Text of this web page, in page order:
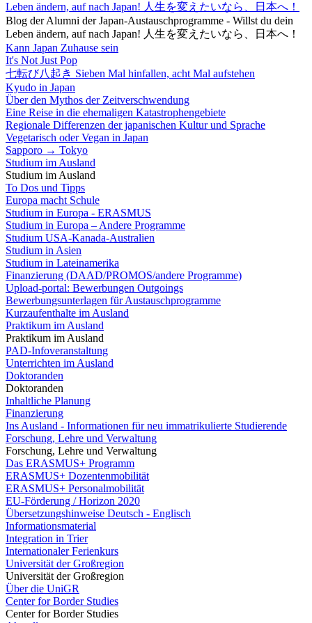
Leben ändern, auf nach Japan! 人生を変えたいなら、日本へ！
Blog der Alumni der Japan-Austauschprogramme - Willst du dein
Leben ändern, auf nach Japan! 人生を変えたいなら、日本へ！
Kann Japan Zuhause sein
It's Not Just Pop
七転び八起き Sieben Mal hinfallen, acht Mal aufstehen
Kyudo in Japan
Über den Mythos der Zeitverschwendung
Eine Reise in die ehemaligen Katastrophengebiete
Regionale Differenzen der japanischen Kultur und Sprache
Vegetarisch oder Vegan in Japan
Sapporo → Tokyo
Studium im Ausland
Studium im Ausland
To Dos und Tipps
Europa macht Schule
Studium in Europa - ERASMUS
Studium in Europa – Andere Programme
Studium USA-Kanada-Australien
Studium in Asien
Studium in Lateinamerika
Finanzierung (DAAD/PROMOS/andere Programme)
Upload-portal: Bewerbungen Outgoings
Bewerbungsunterlagen für Austauschprogramme
Kurzaufenthalte im Ausland
Praktikum im Ausland
Praktikum im Ausland
PAD-Infoveranstaltung
Unterrichten im Ausland
Doktoranden
Doktoranden
Inhaltliche Planung
Finanzierung
Ins Ausland - Informationen für neu immatrikulierte Studierende
Forschung, Lehre und Verwaltung
Forschung, Lehre und Verwaltung
Das ERASMUS+ Programm
ERASMUS+ Dozentenmobilität
ERASMUS+ Personalmobilität
EU-Förderung / Horizon 2020
Übersetzungshinweise Deutsch - Englisch
Informationsmaterial
Integration in Trier
Internationaler Ferienkurs
Universität der Großregion
Universität der Großregion
Über die UniGR
Center for Border Studies
Center for Border Studies